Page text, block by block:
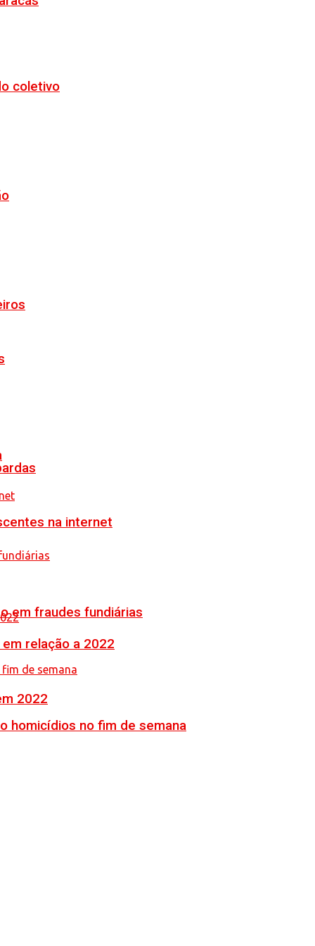
em fraudes fundiárias
homicídios no fim de semana
coletivo
na internet
relação a 2022
2022